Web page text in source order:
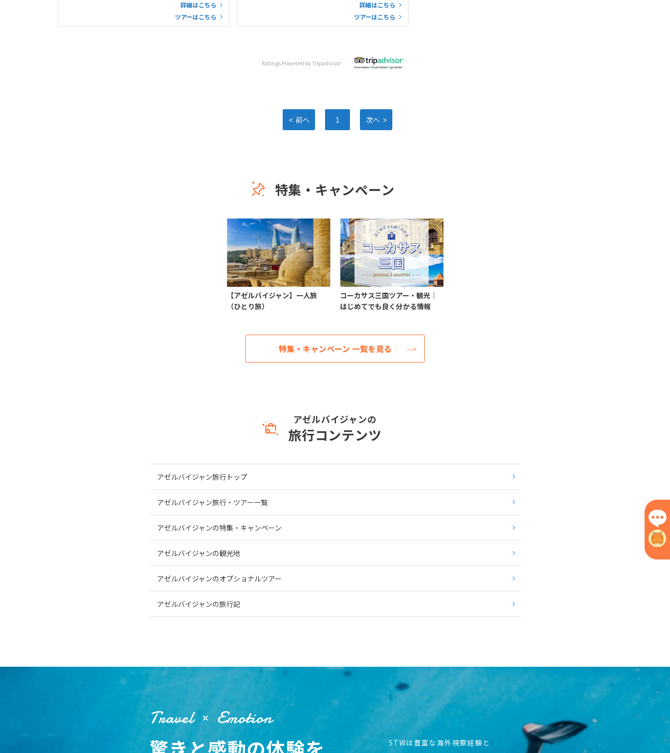
詳細はこちら
ツアーはこちら
詳細はこちら
ツアーはこちら
Ratings Powered by Tripadvisor
< 前へ 1 次へ >
特集・キャンペーン
【アゼルバイジャン】一人旅
（ひとり旅）
コーカサス三国ツアー・観光｜
はじめてでも良く分かる情報
特集・キャンペーン 一覧を見る
アゼルバイジャンの
旅行コンテンツ
アゼルバイジャン旅行トップ
アゼルバイジャン旅行・ツアー一覧
アゼルバイジャンの特集・キャンペーン
アゼルバイジャンの観光地
アゼルバイジャンのオプショナルツアー
アゼルバイジャンの旅行記
Travel Emotion
STWは豊富な海外視察経験と